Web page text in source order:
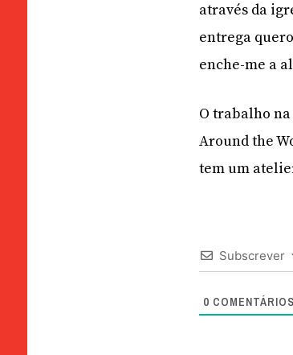
através da
entrega
enche-me a
O trabalho
Around the
tem um
Subscrever
0 COMENTÁRIOS